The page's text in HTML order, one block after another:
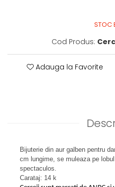
STOC
Cod Produs:
Adauga la Favorite
Bijuterie din aur galben pentru
cm lungime, se muleaza pe
spectaculos.
Carataj: 14 k